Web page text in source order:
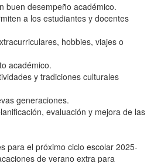
buen desempeño académico.
a los estudiantes y docentes
hobbies, viajes o
académico.
y tradiciones culturales
generaciones.
evaluación y mejora de las
para el próximo ciclo escolar 2025-
de verano extra para